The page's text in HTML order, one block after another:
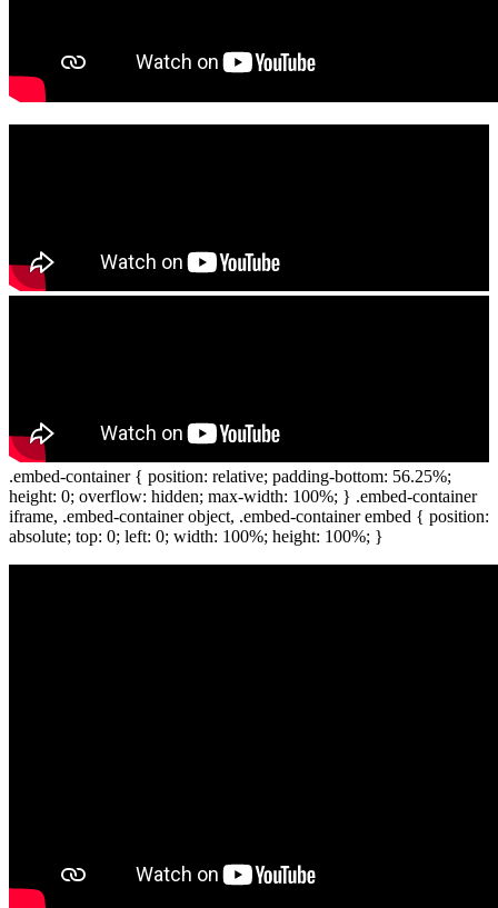
.embed-container { position: relative; padding-bottom: 56.25%;
height: 0; overflow: hidden; max-width: 100%; } .embed-container
iframe, .embed-container object, .embed-container embed { position:
absolute; top: 0; left: 0; width: 100%; height: 100%; }